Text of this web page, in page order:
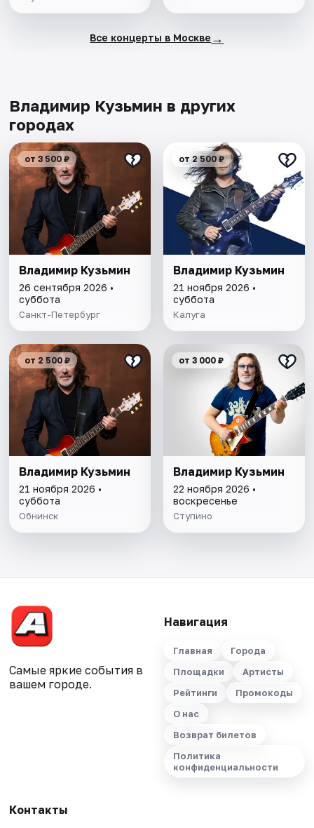
Все концерты в Москве →
Владимир Кузьмин в других
городах
от 3 500 ₽
Владимир Кузьмин
26 сентября 2026 •
суббота
Санкт-Петербург
от 2 500 ₽
Владимир Кузьмин
21 ноября 2026 •
суббота
Калуга
от 2 500 ₽
Владимир Кузьмин
21 ноября 2026 •
суббота
Обнинск
от 3 000 ₽
Владимир Кузьмин
22 ноября 2026 •
воскресенье
Ступино
Самые яркие события в
вашем городе.
Навигация
Главная
Города
Площадки
Артисты
Рейтинги
Промокоды
О нас
Возврат билетов
Политика
конфиденциальности
Контакты